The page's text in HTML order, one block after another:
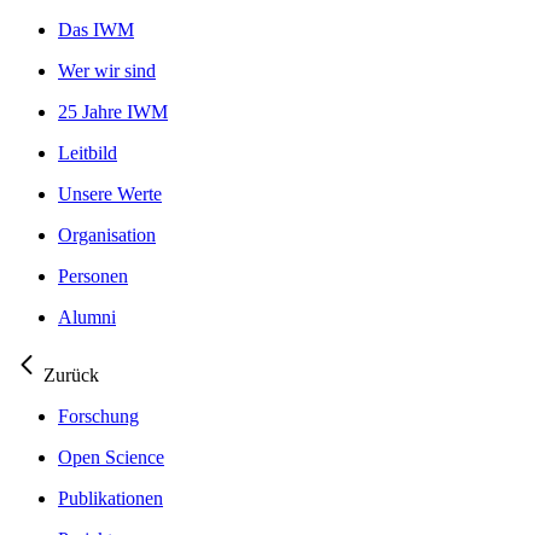
Das IWM
Wer wir sind
25 Jahre IWM
Leitbild
Unsere Werte
Organisation
Personen
Alumni
Zurück
Forschung
Open Science
Publikationen